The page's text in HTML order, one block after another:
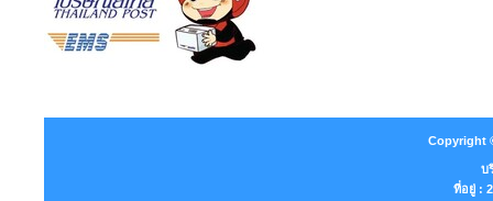
Copyright
บ
ที่อยู่ :